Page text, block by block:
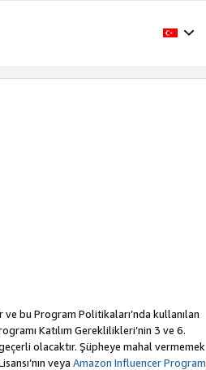
bu Program Politikaları’nda kullanılan
Katılım Gereklilikleri’nin 3 ve 6.
olacaktır. Şüpheye mahal vermemek
veya Amazon Influencer Program